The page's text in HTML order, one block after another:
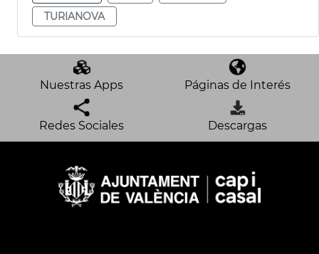
TURIANOVA
Nuestras Apps Páginas de Interés
Redes Sociales Descargas